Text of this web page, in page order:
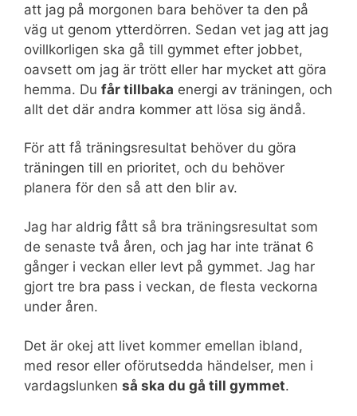
att jag på morgonen bara behöver ta den på
väg ut genom ytterdörren. Sedan vet jag att jag
ovillkorligen ska gå till gymmet efter jobbet,
oavsett om jag är trött eller har mycket att göra
hemma. Du får tillbaka energi av träningen, och
allt det där andra kommer att lösa sig ändå.
För att få träningsresultat behöver du göra
träningen till en prioritet, och du behöver
planera för den så att den blir av.
Jag har aldrig fått så bra träningsresultat som
de senaste två åren, och jag har inte tränat 6
gånger i veckan eller levt på gymmet. Jag har
gjort tre bra pass i veckan, de flesta veckorna
under åren.
Det är okej att livet kommer emellan ibland,
med resor eller oförutsedda händelser, men i
vardagslunken så ska du gå till gymmet.